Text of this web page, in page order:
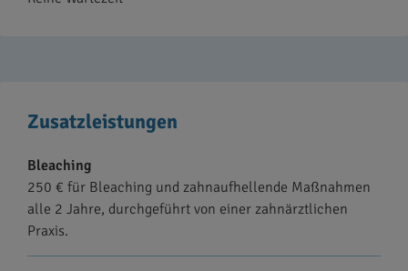
Zusatzleistungen
Bleaching
250 € für Bleaching und zahnaufhellende Maßnahmen
alle 2 Jahre, durchgeführt von einer zahnärztlichen
Praxis.